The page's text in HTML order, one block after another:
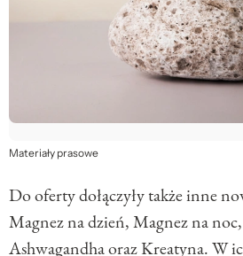
Materiały prasowe
Do oferty dołączyły także inne
Magnez na dzień, Magnez na
Ashwagandha oraz Kreatyna. W